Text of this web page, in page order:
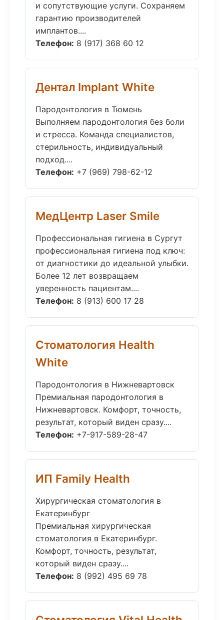
и сопутствующие услуги. Сохраняем
гарантию производителей
имплантов....
Телефон: 8 (917) 368 60 12
Дентал Implant White
Пародонтология в Тюмень
Выполняем пародонтология без боли
и стресса. Команда специалистов,
стерильность, индивидуальный
подход....
Телефон: +7 (969) 798-62-12
МедЦентр Laser Smile
Профессиональная гигиена в Сургут
профессиональная гигиена под ключ:
от диагностики до идеальной улыбки.
Более 12 лет возвращаем
уверенность пациентам....
Телефон: 8 (913) 600 17 28
Стоматология Health
White
Пародонтология в Нижневартовск
Премиальная пародонтология в
Нижневартовск. Комфорт, точность,
результат, который виден сразу....
Телефон: +7-917-589-28-47
ИП Family Health
Хирургическая стоматология в
Екатеринбург
Премиальная хирургическая
стоматология в Екатеринбург.
Комфорт, точность, результат,
который виден сразу....
Телефон: 8 (992) 495 69 78